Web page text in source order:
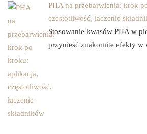
PHA na przebarwienia: krok
częstotliwość, łączenie
Stosowanie kwasów PHA w
przynieść znakomite efekty